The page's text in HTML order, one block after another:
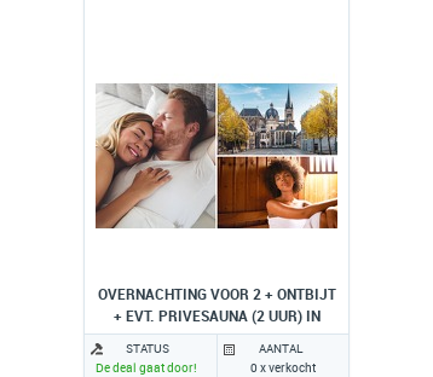
OVERNACHTING VOOR 2 + ONTBIJT
+ EVT. PRIVESAUNA (2 UUR) IN
ESCHWEILER
STATUS
De deal gaat door!
AANTAL
0 x verkocht